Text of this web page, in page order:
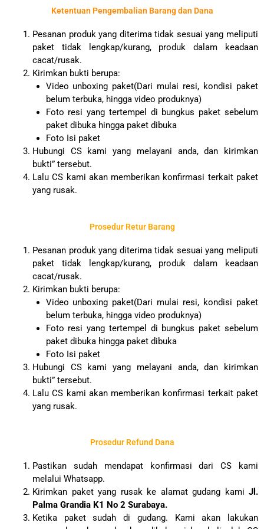
content
Ketentuan Pengembalian Barang dan Dana
Pesanan produk yang diterima tidak sesuai yang meliputi
paket tidak lengkap/kurang, produk dalam keadaan
cacat/rusak.
Kirimkan bukti berupa:
Video unboxing paket(Dari mulai resi, kondisi paket
belum terbuka, hingga video produknya)
Foto resi yang tertempel di bungkus paket sebelum
paket dibuka hingga paket dibuka
Foto Isi paket
Hubungi CS kami yang melayani anda, dan kirimkan
bukti” tersebut.
Lalu CS kami akan memberikan konfirmasi terkait paket
yang rusak.
Prosedur Retur Barang​
Pesanan produk yang diterima tidak sesuai yang meliputi
paket tidak lengkap/kurang, produk dalam keadaan
cacat/rusak.
Kirimkan bukti berupa:
Video unboxing paket(Dari mulai resi, kondisi paket
belum terbuka, hingga video produknya)
Foto resi yang tertempel di bungkus paket sebelum
paket dibuka hingga paket dibuka
Foto Isi paket
Hubungi CS kami yang melayani anda, dan kirimkan
bukti” tersebut.
Lalu CS kami akan memberikan konfirmasi terkait paket
yang rusak.
Prosedur Refund Dana​
Pastikan sudah mendapat konfirmasi dari CS kami
melalui Whatsapp.
Kirimkan paket yang rusak ke alamat gudang kami Jl.
Palma Grandia K1 No 2 Surabaya.
Ketika paket sudah di gudang. Kami akan lakukan